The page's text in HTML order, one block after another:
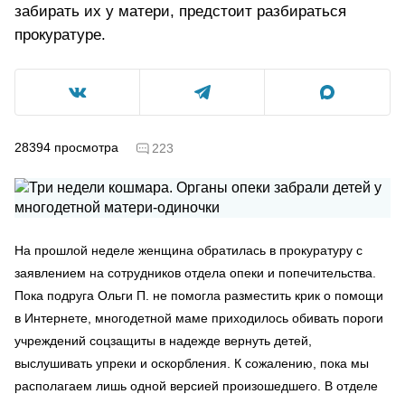
забирать их у матери, предстоит разбираться
прокуратуре.
28394 просмотра 223
На прошлой неделе женщина обратилась в прокуратуру с
заявлением на сотрудников отдела опеки и попечительства.
Пока подруга Ольги П. не помогла разместить крик о помощи
в Интернете, многодетной маме приходилось обивать пороги
учреждений соцзащиты в надежде вернуть детей,
выслушивать упреки и оскорбления. К сожалению, пока мы
располагаем лишь одной версией произошедшего. В отделе